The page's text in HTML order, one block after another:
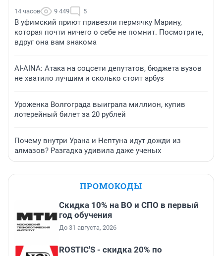
14 часов 9 449 5
В уфимский приют привезли пермячку Марину,
которая почти ничего о себе не помнит. Посмотрите,
вдруг она вам знакома
AI-AINA: Атака на соцсети депутатов, бюджета вузов
не хватило лучшим и сколько стоит арбуз
Уроженка Волгограда выиграла миллион, купив
лотерейный билет за 20 рублей
Почему внутри Урана и Нептуна идут дожди из
алмазов? Разгадка удивила даже ученых
ПРОМОКОДЫ
Скидка 10% на ВО и СПО в первый
год обучения
До 31 августа, 2026
ROSTIC'S - скидка 20% по